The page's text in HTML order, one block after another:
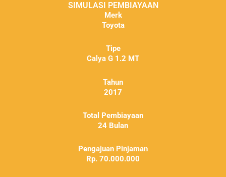
SIMULASI PEMBIAYAAN
Merk
Toyota
Tipe
Calya G 1.2 MT
Tahun
2017
Total Pembiayaan
24 Bulan
Pengajuan Pinjaman
Rp. 70.000.000